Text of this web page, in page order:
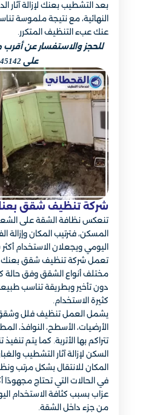
بعد التشطيب بعنك لإزالة آثار
النهائية، مع نتيجة ملموسة
عنك عبء التنظيف المتكرر.
للحجز والاستفسار عن
على 0548145142.
شركة تنظيف شقق
تنعكس نظافة الشقة على
المسكن، فترتيب المكان
اليومي ويجعلان الاستخدام
مختلف أنواع الشقق وفق حالة
دون تأخير وبطريقة تناسب طبيعة
كثيرة الاستخدام.
يشمل العمل تنظيف فلل
الأرضيات، الأسطح، النوافذ،
تتراكم بها الأتربة. كما يتم
السكن لإزالة آثار التشطيب
المكان للانتقال بشكل مرتب
في الحالات التي تحتاج مجهودًا
عزاب بسبب كثافة الاستخدام
من جزء داخل الشقة.